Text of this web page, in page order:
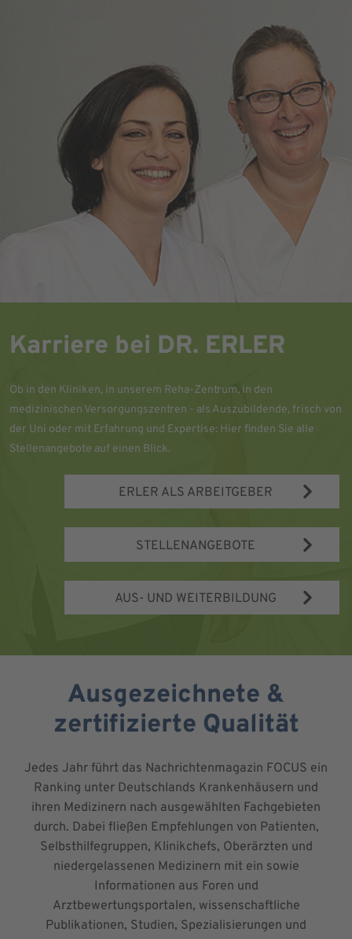
Karriere bei DR. ERLER
Ob in den Kliniken, in unserem Reha-Zentrum, in den
medizinischen Versorgungszentren - als Auszubildende, frisch von
der Uni oder mit Erfahrung und Expertise: Hier finden Sie alle
Stellenangebote auf einen Blick.
ERLER ALS ARBEITGEBER
STELLENANGEBOTE
AUS- UND WEITERBILDUNG
Ausgezeichnete &
zertifizierte Qualität
Jedes Jahr führt das Nachrichtenmagazin FOCUS ein
Ranking unter Deutschlands Krankenhäusern und
ihren Medizinern nach ausgewählten Fachgebieten
durch. Dabei fließen Empfehlungen von Patienten,
Selbsthilfegruppen, Klinikchefs, Oberärzten und
niedergelassenen Medizinern mit ein sowie
Informationen aus Foren und
Arztbewertungsportalen, wissenschaftliche
Publikationen, Studien, Spezialisierungen und